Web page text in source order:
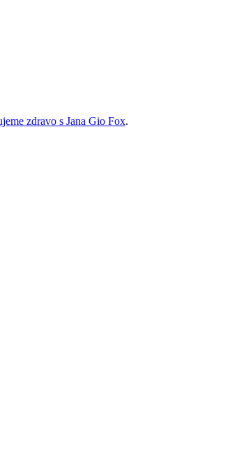
zdravo s Jana Gio Fox.